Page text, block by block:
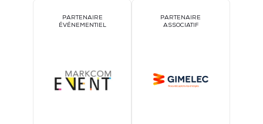
PARTENAIRE
ÉVÉNEMENTIEL
PARTENAIRE
ASSOCIATIF